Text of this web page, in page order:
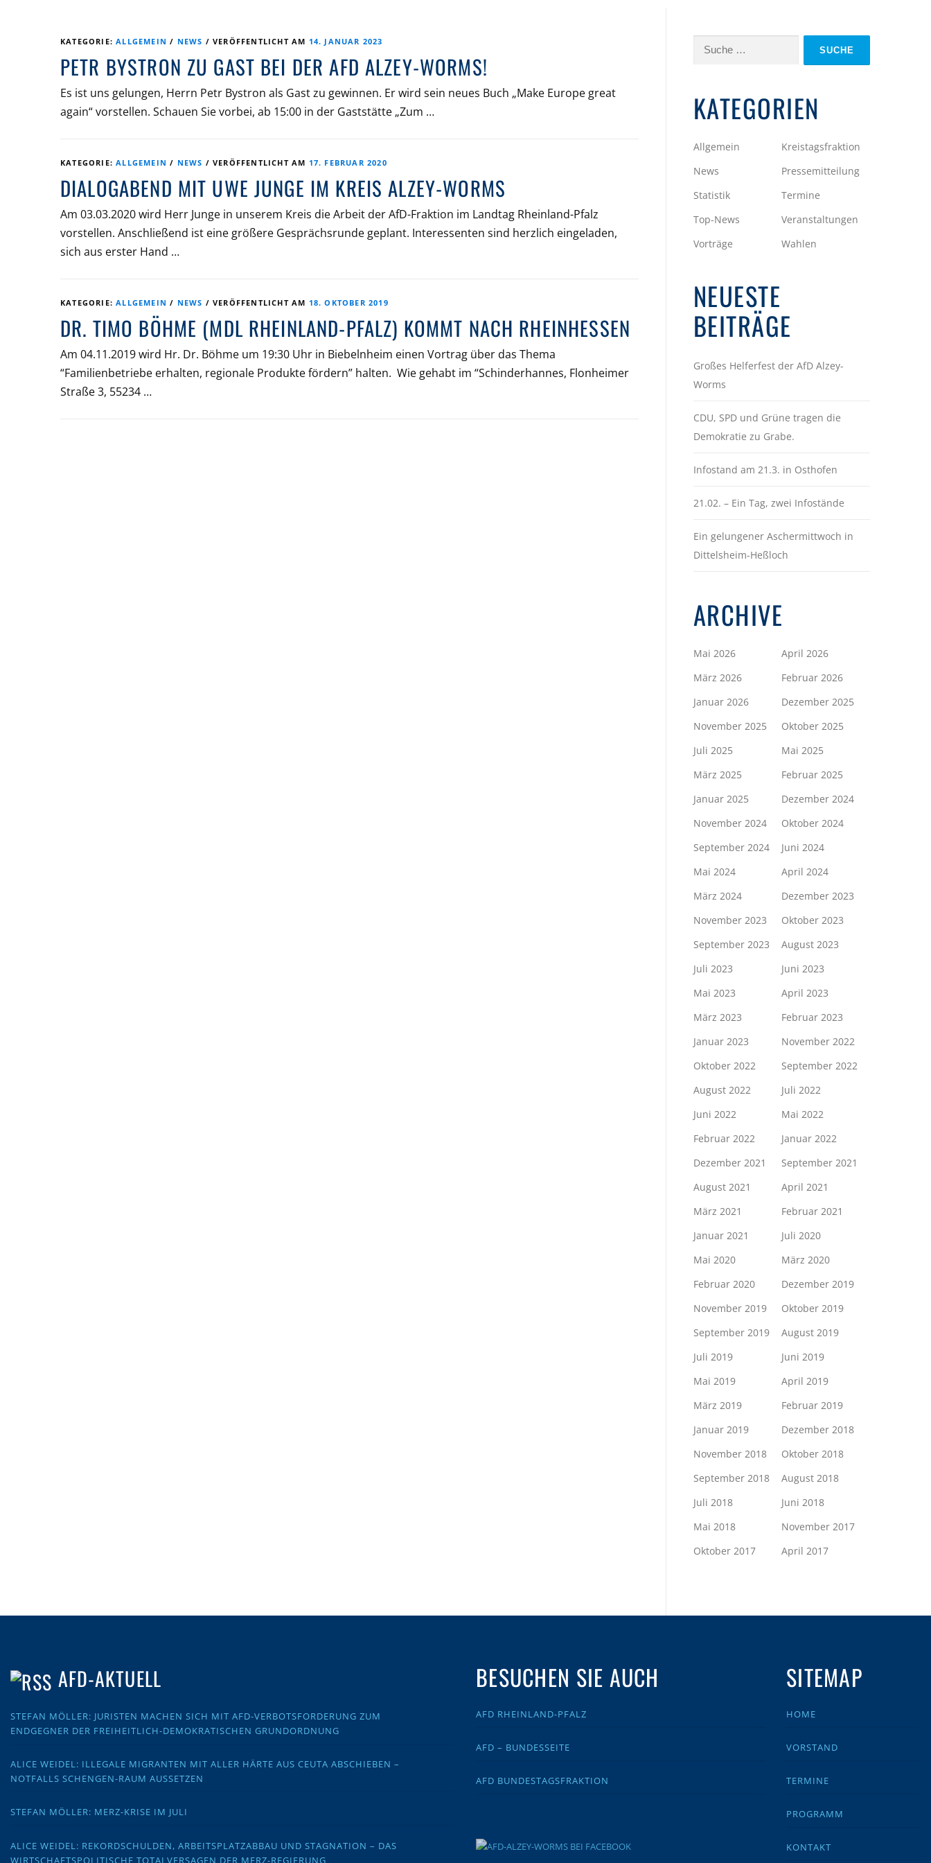
KATEGORIE:ALLGEMEIN / NEWS /VERÖFFENTLICHT AM 14. JANUAR 2023
PETR BYSTRON ZU GAST BEI DER AFD ALZEY-WORMS!
Es ist uns gelungen, Herrn Petr Bystron als Gast zu gewinnen. Er wird sein neues Buch „Make Europe great
again“ vorstellen. Schauen Sie vorbei, ab 15:00 in der Gaststätte „Zum …
KATEGORIE:ALLGEMEIN / NEWS /VERÖFFENTLICHT AM 17. FEBRUAR 2020
DIALOGABEND MIT UWE JUNGE IM KREIS ALZEY-WORMS
Am 03.03.2020 wird Herr Junge in unserem Kreis die Arbeit der AfD-Fraktion im Landtag Rheinland-Pfalz
vorstellen. Anschließend ist eine größere Gesprächsrunde geplant. Interessenten sind herzlich eingeladen,
sich aus erster Hand …
KATEGORIE:ALLGEMEIN / NEWS /VERÖFFENTLICHT AM 18. OKTOBER 2019
DR. TIMO BÖHME (MDL RHEINLAND-PFALZ) KOMMT NACH RHEINHESSEN
Am 04.11.2019 wird Hr. Dr. Böhme um 19:30 Uhr in Biebelnheim einen Vortrag über das Thema
“Familienbetriebe erhalten, regionale Produkte fördern” halten. Wie gehabt im “Schinderhannes, Flonheimer
Straße 3, 55234 …
Suche
KATEGORIEN
Allgemein
Kreistagsfraktion
News
Pressemitteilung
Statistik
Termine
Top-News
Veranstaltungen
Vorträge
Wahlen
NEUESTE
BEITRÄGE
Großes Helferfest der AfD Alzey-
Worms
CDU, SPD und Grüne tragen die
Demokratie zu Grabe.
Infostand am 21.3. in Osthofen
21.02. – Ein Tag, zwei Infostände
Ein gelungener Aschermittwoch in
Dittelsheim-Heßloch
ARCHIVE
Mai 2026
April 2026
März 2026
Februar 2026
Januar 2026
Dezember 2025
November 2025
Oktober 2025
Juli 2025
Mai 2025
März 2025
Februar 2025
Januar 2025
Dezember 2024
November 2024
Oktober 2024
September 2024
Juni 2024
Mai 2024
April 2024
März 2024
Dezember 2023
November 2023
Oktober 2023
September 2023
August 2023
Juli 2023
Juni 2023
Mai 2023
April 2023
März 2023
Februar 2023
Januar 2023
November 2022
Oktober 2022
September 2022
August 2022
Juli 2022
Juni 2022
Mai 2022
Februar 2022
Januar 2022
Dezember 2021
September 2021
August 2021
April 2021
März 2021
Februar 2021
Januar 2021
Juli 2020
Mai 2020
März 2020
Februar 2020
Dezember 2019
November 2019
Oktober 2019
September 2019
August 2019
Juli 2019
Juni 2019
Mai 2019
April 2019
März 2019
Februar 2019
Januar 2019
Dezember 2018
November 2018
Oktober 2018
September 2018
August 2018
Juli 2018
Juni 2018
Mai 2018
November 2017
Oktober 2017
April 2017
AFD-AKTUELL
STEFAN MÖLLER: JURISTEN MACHEN SICH MIT AFD-VERBOTSFORDERUNG ZUM
ENDGEGNER DER FREIHEITLICH-DEMOKRATISCHEN GRUNDORDNUNG
ALICE WEIDEL: ILLEGALE MIGRANTEN MIT ALLER HÄRTE AUS CEUTA ABSCHIEBEN –
NOTFALLS SCHENGEN-RAUM AUSSETZEN
STEFAN MÖLLER: MERZ-KRISE IM JULI
ALICE WEIDEL: REKORDSCHULDEN, ARBEITSPLATZABBAU UND STAGNATION – DAS
WIRTSCHAFTSPOLITISCHE TOTALVERSAGEN DER MERZ-REGIERUNG
BESUCHEN SIE AUCH
AFD RHEINLAND-PFALZ
AFD – BUNDESSEITE
AFD BUNDESTAGSFRAKTION
SITEMAP
HOME
VORSTAND
TERMINE
PROGRAMM
KONTAKT